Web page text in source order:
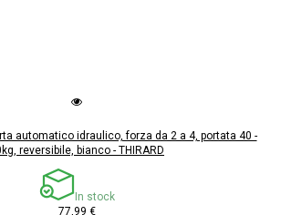
automatico idraulico, forza da 2 a 4, portata 40 -
reversibile, bianco - THIRARD
In stock
77,99 €